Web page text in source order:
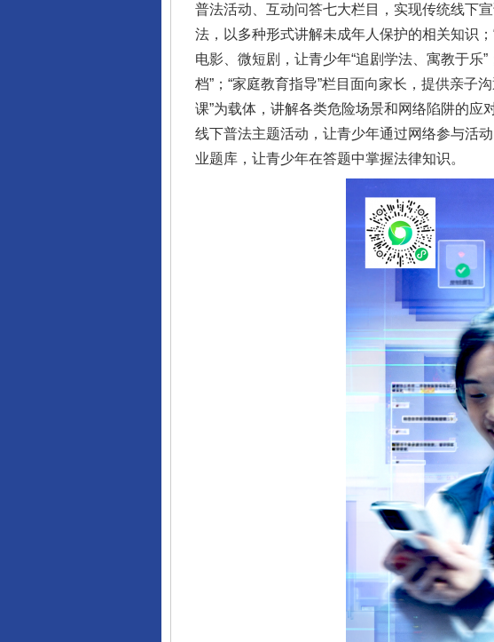
普法活动、互动问答七大栏目，实现传统线下
法，以多种形式讲解未成年人保护的相关知识
电影、微短剧，让青少年“追剧学法、寓教于乐
档”；“家庭教育指导”栏目面向家长，提供亲子
课”为载体，讲解各类危险场景和网络陷阱的应
线下普法主题活动，让青少年通过网络参与活
业题库，让青少年在答题中掌握法律知识。
完善运行机制助力责任有效落实